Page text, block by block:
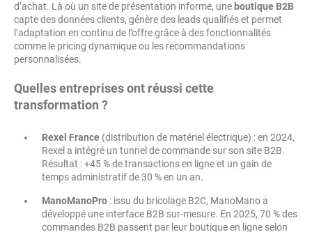
d’achat. Là où un site de présentation informe, une boutique B2B
capte des données clients, génère des leads qualifiés et permet
l’adaptation en continu de l’offre grâce à des fonctionnalités
comme le pricing dynamique ou les recommandations
personnalisées.
Quelles entreprises ont réussi cette
transformation ?
Rexel France (distribution de matériel électrique) : en 2024,
Rexel a intégré un tunnel de commande sur son site B2B.
Résultat : +45 % de transactions en ligne et un gain de
temps administratif de 30 % en un an.
ManoManoPro : issu du bricolage B2C, ManoMano a
développé une interface B2B sur-mesure. En 2025, 70 % des
commandes B2B passent par leur boutique en ligne selon